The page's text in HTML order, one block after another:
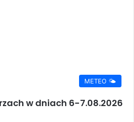
METEO 🌤️
w dniach 6-7.08.2026